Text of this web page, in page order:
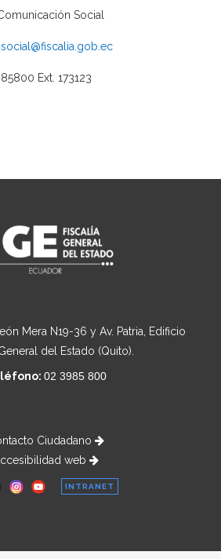
Social
Ext. 173123
Mera N19-36 y Av. Patria, Edificio
del Estado (Quito).
02 3985 800
Ciudadano
web
INTRANET